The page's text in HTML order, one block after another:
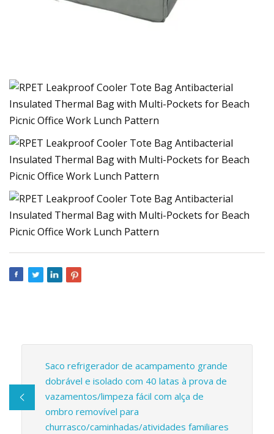
Saco refrigerador de acampamento grande
dobrável e isolado com 40 latas à prova de
vazamentos/limpeza fácil com alça de
ombro removível para
churrasco/caminhadas/atividades familiares